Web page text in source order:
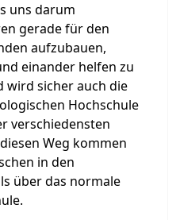
uns darum
gerade für den
aufzubauen,
einander helfen zu
wird sicher auch die
Hochschule
verschiedensten
Weg kommen
in den
über das normale